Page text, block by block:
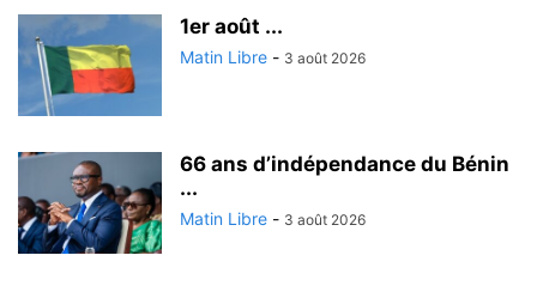
1er août ...
Matin Libre - 3 août 2026
66 ans d’indépendance du Bénin
...
Matin Libre - 3 août 2026